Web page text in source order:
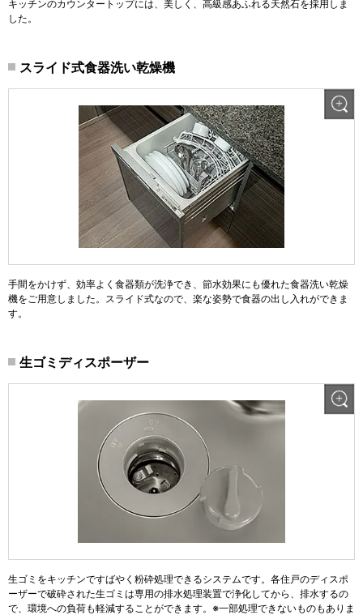
キッチンのカウンタートップには、美しく、高級感あふれる天然石を採用しま
した。
スライド式食器洗い乾燥機
手間をかけず、効率よく食器類が洗浄でき、節水効果にも優れた食器洗い乾燥
機をご用意しました。スライド式なので、楽な姿勢で食器の出し入れができま
す。
生ゴミディスポーザー
生ゴミをキッチンですばやく粉砕処理できるシステムです。各住戸のディスポ
ーザーで破砕された生ゴミは専用の排水処理装置で浄化してから、排水するの
で、環境への負荷も軽減することができます。※一部処理できないものもありま